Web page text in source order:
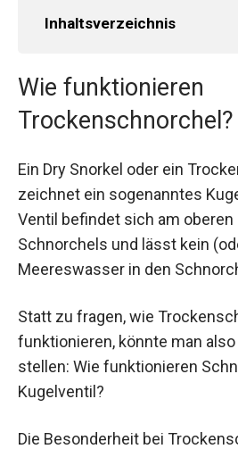
Inhaltsverzeichnis
Wie funktionieren
Trockenschnorchel?
Ein Dry Snorkel oder ein
zeichnet ein sogenanntes
Ventil befindet sich am oberen
Schnorchels und lässt kein
Meereswasser in den
Statt zu fragen, wie
funktionieren, könnte man also
stellen: Wie funktionieren
Kugelventil?
Die Besonderheit bei